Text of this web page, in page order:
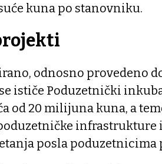
kuna po stanovniku.
odnosno provedeno
ističe Poduzetnički
od 20 milijuna kuna, a
infrastrukture i
posla poduzetnicima